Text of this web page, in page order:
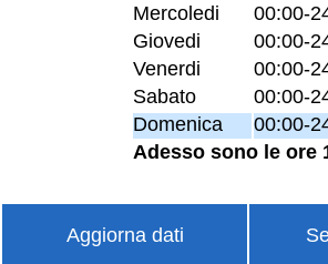
Mercoledi
00:00-
Giovedi
00:00-
Venerdi
00:00-
Sabato
00:00-
Domenica
00:00-
Adesso sono le ore
Aggiorna dati